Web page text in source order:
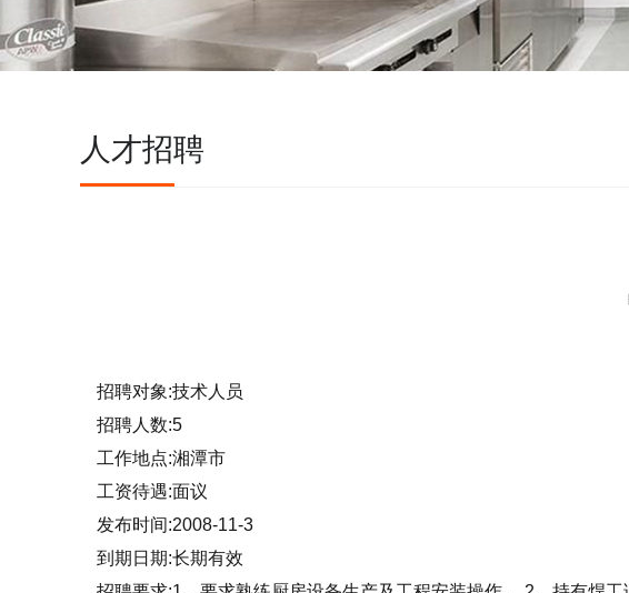
人才招聘
招聘对象:技术人员
招聘人数:5
工作地点:湘潭市
工资待遇:面议
发布时间:2008-11-3
到期日期:长期有效